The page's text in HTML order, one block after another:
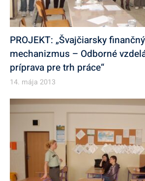
PROJEKT: „Švajčiarsky finančný
mechanizmus – Odborné
príprava pre trh práce“
14. mája 2013